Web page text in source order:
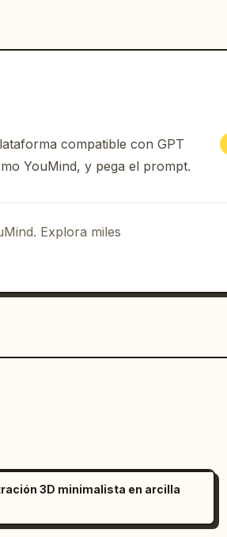
compatible con GPT
YouMind, y pega el prompt.
Explora miles
3D minimalista en arcilla